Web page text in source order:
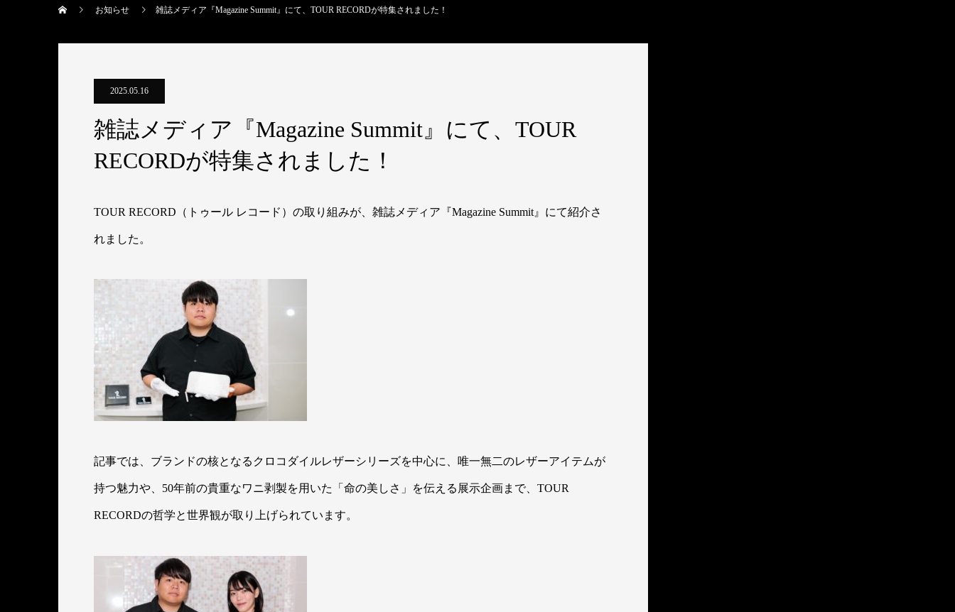
お知らせ 雑誌メディア『Magazine Summit』にて、TOUR RECORDが特集されました！
2025.05.16
雑誌メディア『Magazine Summit』にて、TOUR
RECORDが特集されました！
TOUR RECORD（トゥール レコード）の取り組みが、雑誌メディア『Magazine Summit』にて紹介さ
れました。
記事では、ブランドの核となるクロコダイルレザーシリーズを中心に、唯一無二のレザーアイテムが
持つ魅力や、50年前の貴重なワニ剥製を用いた「命の美しさ」を伝える展示企画まで、TOUR
RECORDの哲学と世界観が取り上げられています。